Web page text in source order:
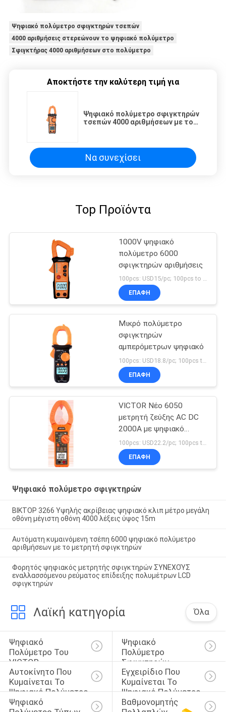
Ψηφιακό πολύμετρο σφιγκτηρών τσεπών
4000 αριθμήσεις στερεώνουν το ψηφιακό πολύμετρο
Σφιγκτήρας 4000 αριθμήσεων στο πολύμετρο
Αποκτήστε την καλύτερη τιμή για
Ψηφιακό πολύμετρο σφιγκτηρών
τσεπών 4000 αριθμήσεων με το
Να συνεχίσει
Top Προϊόντα
1000V ψηφιακό
πολύμετρο 6000
σφιγκτηρών αριθμήσεις
100pcs: USD15/pc; 100pcs to 500pcs: USD14.3/pc; 500pcs to 1000pcs: USD13.6/pc; Above 3000pcs: USD13.2/pc MOQ:300
ΕΠΑΦΉ
Μικρό πολύμετρο
σφιγκτηρών
αμπερόμετρων ψηφιακό
100pcs: USD18.8/pc; 100pcs to 500pcs: USD18/pc; 500pcs to 1000pcs: USD17/pc; Above 3000pcs: USD16.3/pc MOQ:300
ΕΠΑΦΉ
VICTOR Νέο 6050
μετρητή ζεύξης AC DC
2000A με ψηφιακό
πολυμετρικό ζεύξης
θερμοκρασίας
ΕΠΑΦΉ
Ψηφιακό πολύμετρο σφιγκτηρών
ΒΙΚΤΟΡ 3266 Υψηλής ακρίβειας ψηφιακό κλιπ μέτρο μεγάλη
οθόνη μέγιστη οθόνη 4000 λέξεις ύψος 15m
Αυτόματη κυμαινόμενη τσέπη 6000 ψηφιακό πολύμετρο
αριθμήσεων με το μετρητή σφιγκτηρών
Φορητός ψηφιακός μετρητής σφιγκτηρών ΣΥΝΕΧΟΎΣ
εναλλασσόμενου ρεύματος επίδειξης πολυμέτρων LCD
σφιγκτηρών
Λαϊκή κατηγορία Όλα
Ψηφιακό
Πολύμετρο Του
VICTOR
Ψηφιακό
Πολύμετρο
Σφιγκτηρών
Αυτοκίνητο Που
Κυμαίνεται Το
Ψηφιακό Πολύμετρο
Εγχειρίδιο Που
Κυμαίνεται Το
Ψηφιακό Πολύμετρο
Ψηφιακό
Βαθμονομητής